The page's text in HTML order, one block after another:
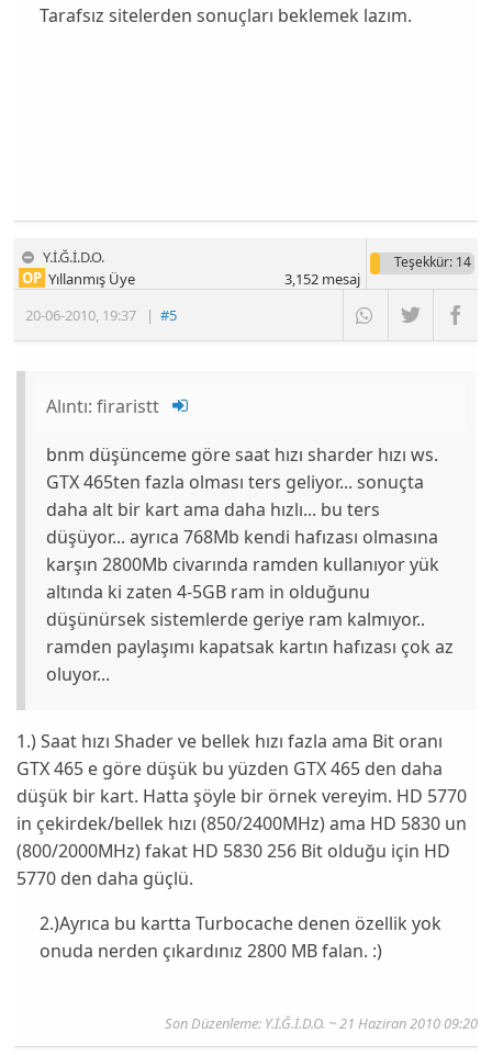
Tarafsız sitelerden sonuçları beklemek lazım.
Y.İ.Ğ.İ.D.O.
20-06-2010 19:37 |#5
OP Yıllanmış Üye
Teşekkür: 14
3,152mesaj
Alıntı:firaristt
bnm düşünceme göre saat hızı sharder hızı ws.
GTX 465ten fazla olması ters geliyor... sonuçta
daha alt bir kart ama daha hızlı... bu ters
düşüyor... ayrıca 768Mb kendi hafızası olmasına
karşın 2800Mb civarında ramden kullanıyor yük
altında ki zaten 4-5GB ram in olduğunu
düşünürsek sistemlerde geriye ram kalmıyor..
ramden paylaşımı kapatsak kartın hafızası çok az
oluyor...
1.) Saat hızı Shader ve bellek hızı fazla ama Bit oranı
GTX 465 e göre düşük bu yüzden GTX 465 den daha
düşük bir kart. Hatta şöyle bir örnek vereyim. HD 5770
in çekirdek/bellek hızı (850/2400MHz) ama HD 5830 un
(800/2000MHz) fakat HD 5830 256 Bit olduğu için HD
5770 den daha güçlü.
2.)Ayrıca bu kartta Turbocache denen özellik yok
onuda nerden çıkardınız 2800 MB falan. :)
Son Düzenleme: Y.İ.Ğ.İ.D.O. ~ 21 Haziran 2010 09:20